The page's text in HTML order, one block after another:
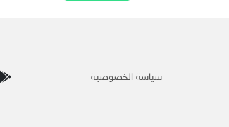
سياسة الخصوصية